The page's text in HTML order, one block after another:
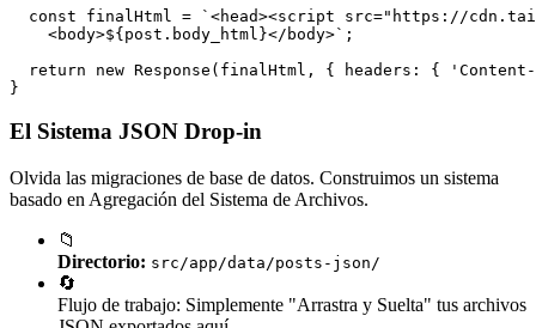
const finalHtml = `<head><script src="https://
    <body>${post.body_html}</body>`;
return new Response(finalHtml, { headers: {
}
El Sistema JSON Drop-in
Olvida las migraciones de base de datos. Construimos un sistema
basado en Agregación del Sistema de Archivos.
📁
Directorio: src/app/data/posts-json/
🔄
Flujo de trabajo: Simplemente "Arrastra y Suelta" tus archivos